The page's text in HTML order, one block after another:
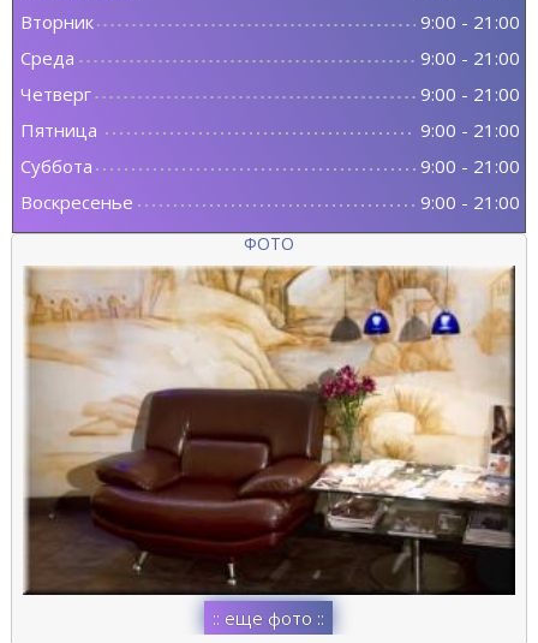
Вторник
9:00 - 21:00
Среда
9:00 - 21:00
Четверг
9:00 - 21:00
Пятница
9:00 - 21:00
Суббота
9:00 - 21:00
Воскресенье
9:00 - 21:00
ФОТО
:: еще фото ::